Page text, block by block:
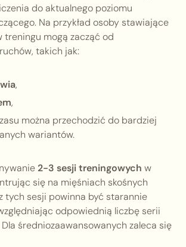
do aktualnego poziomu
Na przykład osoby stawiające
treningu mogą zacząć od
takich jak:
,
,
można przechodzić do bardziej
wariantów.
2-3 sesji treningowych w
się na mięśniach skośnych
tych sesji powinna być starannie
odpowiednią liczbę serii
średniozaawansowanych zaleca się